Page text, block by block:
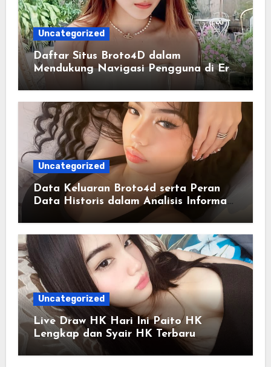
Uncategorized
Daftar Situs Broto4D dalam
Mendukung Navigasi Pengguna di Era
Digital Terintegrasi
Uncategorized
Data Keluaran Broto4d serta Peran
Data Historis dalam Analisis Informasi
Harian
Uncategorized
Live Draw HK Hari Ini Paito HK
Lengkap dan Syair HK Terbaru